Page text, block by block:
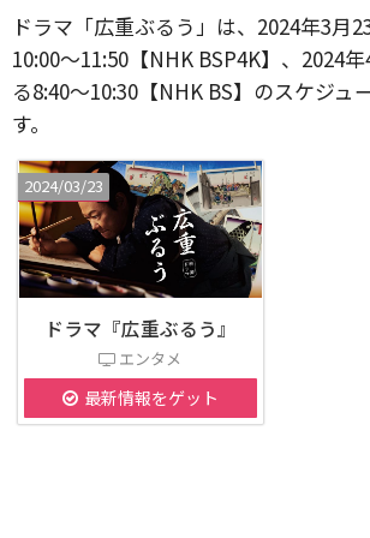
ドラマ「広重ぶるう」は、2024年3月
10:00～11:50【NHK BSP4K】、2024
る8:40～10:30【NHK BS】のスケジュ
す。
2024/03/23
ドラマ『広重ぶるう』
エンタメ
最新情報をゲット